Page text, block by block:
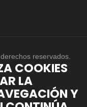
reservados.
COOKIES
LA
Y